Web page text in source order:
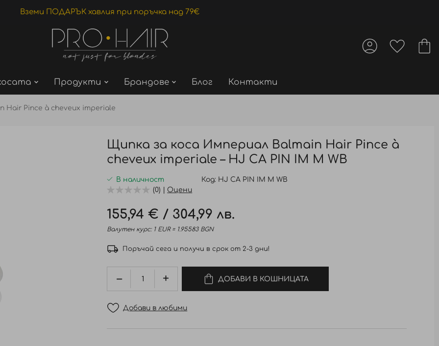
Вземи ПОДАРЪК хавлия при поръчка над 79€
Продукти Брандове Блог Контакти
Hair Pince à cheveux imperiale
Щипка за коса Империал Balmain Hair Pince à
cheveux imperiale – HJ CA PIN IM M WB
В наличност Код HJ CA PIN IM M WB
(0) | Оцени
155,94 € / 304,99 лв.
Валутен курс: 1 EUR = 1.95583 BGN
Поръчай сега и получи в срок от 2-3 дни!
ДОБАВИ В КОШНИЦАТА
Добави в любими